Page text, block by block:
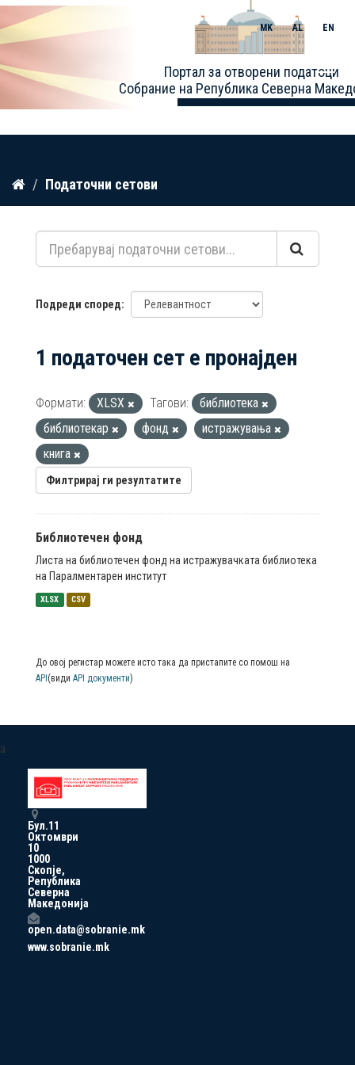
Прескокнете
содржина
Портал за отворени податоци
Собрание на Република Северна
MK AL EN
Toggle
Податочни сетови
Подреди според
1 податочен сет е пронајден
Формати: XLSX Тагови:
библиотека
библиотекар
фонд
истражувања
книга
Филтрирај ги резултатите
Библиотечен фонд
Листа на библиотечен фонд на истражувачката библиотека
на Паралментарен институт
XLSX CSV
До овој регистар можете исто така да пристапите со помош на
API (види API документи)
a
Бул.11
Октомври
10
1000
Скопје,
Република
Северна
Македонија
open.data@sobranie.mk
www.sobranie.mk